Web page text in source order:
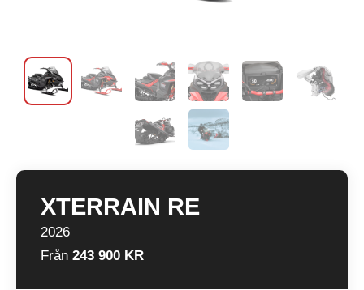
XTERRAIN RE
2026
Från 243 900 KR